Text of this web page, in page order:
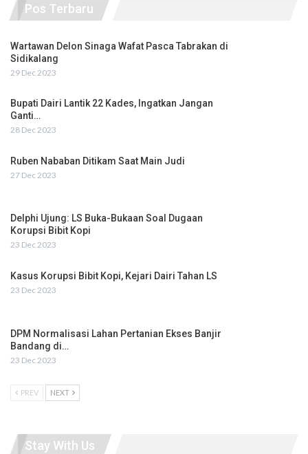
Pos Terbaru
Wartawan Delon Sinaga Wafat Pasca Tabrakan di
Sidikalang
29 Dec 2023
Bupati Dairi Lantik 22 Kades, Ingatkan Jangan
Ganti…
28 Dec 2023
Ruben Nababan Ditikam Saat Main Judi
27 Dec 2023
Delphi Ujung: LS Buka-Bukaan Soal Dugaan
Korupsi Bibit Kopi
23 Dec 2023
Kasus Korupsi Bibit Kopi, Kejari Dairi Tahan LS
23 Dec 2023
DPM Normalisasi Lahan Pertanian Ekses Banjir
Bandang di…
23 Dec 2023
PREV NEXT
Stay With Us